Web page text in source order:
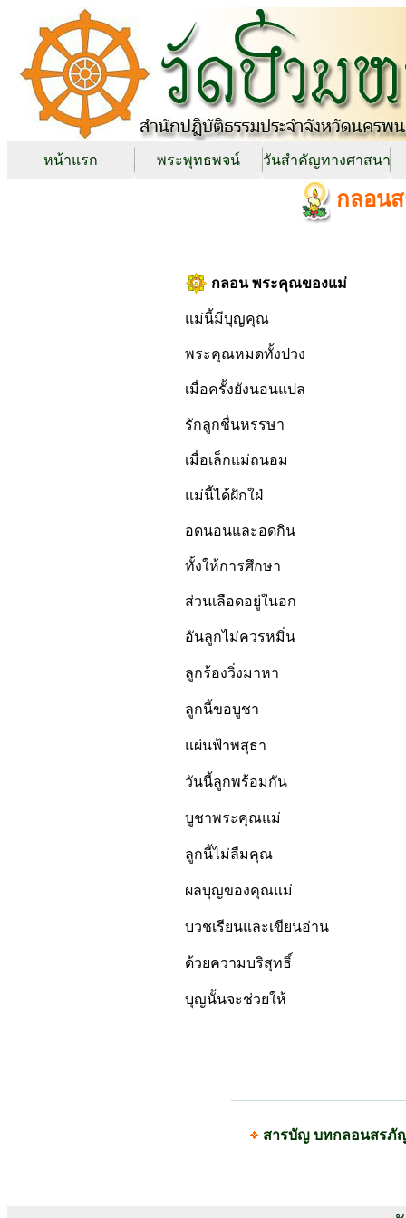
หน้าแรก พระพุทธพจน์ วันสำคัญทางศาสนา
กลอน
กลอน พระคุณของแม่
แม่นี้มีบุญคุณ
พระคุณหมดทั้งปวง
เมื่อครั้งยังนอนแปล
รักลูกชื่นหรรษา
เมื่อเล็กแม่ถนอม
แม่นี้ได้ฝักใฝ่
อดนอนและอดกิน
ทั้งให้การศึกษา
ส่วนเลือดอยู่ในอก
อันลูกไม่ควรหมิ่น
ลูกร้องวิ่งมาหา
ลูกนี้ขอบูชา
แผ่นฟ้าพสุธา
วันนี้ลูกพร้อมกัน
บูชาพระคุณแม่
ลูกนี้ไม่ลืมคุณ
ผลบุญของคุณแม่
บวชเรียนและเขียนอ่าน
ด้วยความบริสุทธิ์
บุญนั้นจะช่วยให้
สารบัญ บทกลอนสร